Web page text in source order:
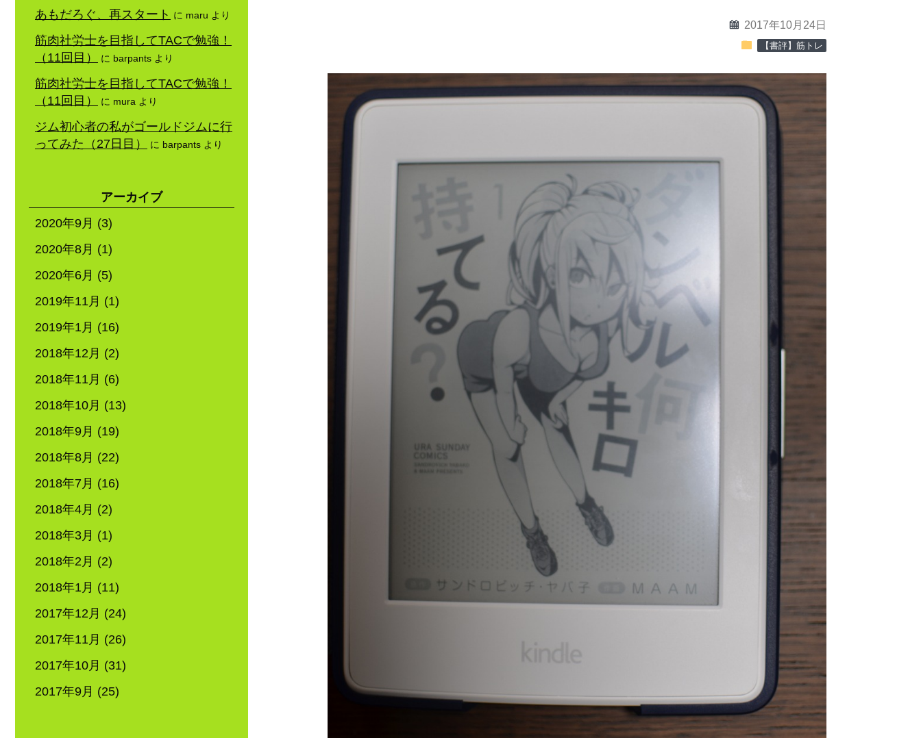
calendar 2017年10月24日
folder 【書評】筋トレ
あもだろぐ、再スタート に maru より
筋肉社労士を目指してTACで勉強！
（11回目）
に barpants より
筋肉社労士を目指してTACで勉強！
（11回目）
に mura より
ジム初心者の私がゴールドジムに行
ってみた（27日目）
に barpants より
アーカイブ
2020年9月 (3)
2020年8月 (1)
2020年6月 (5)
2019年11月 (1)
2019年1月 (16)
2018年12月 (2)
2018年11月 (6)
2018年10月 (13)
2018年9月 (19)
2018年8月 (22)
2018年7月 (16)
2018年4月 (2)
2018年3月 (1)
2018年2月 (2)
2018年1月 (11)
2017年12月 (24)
2017年11月 (26)
2017年10月 (31)
2017年9月 (25)